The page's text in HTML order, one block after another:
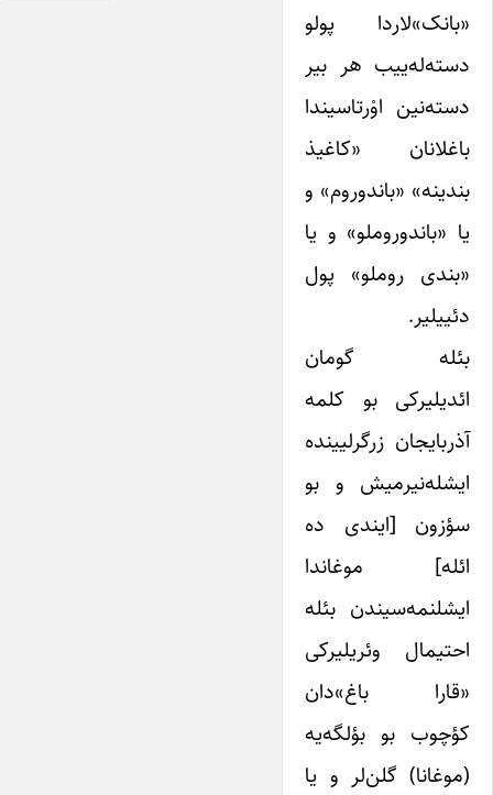
«بانک»لاردا پولو
دسته‌له‌ییب هر بیر
دسته‌نین اوْرتاسیندا
باغلانان «کاغیذ
بندینه» «باندوروم» و
یا «باندوروملو» و یا
«بندی روملو» پول
دئییلیر.
بئله گومان
ائدیلیرکی بو کلمه
آذربایجان زرگرلیینده
ایشله‌نیرمیش و بو
سؤزون [ایندی ده
ائله] موغاندا
ایشلنمه‌سیندن بئله
احتیمال وئریلیرکی
«قارا باغ»دان
کؤچوب بو بؤلگه‌یه
(موغانا) گلن‌لر و یا